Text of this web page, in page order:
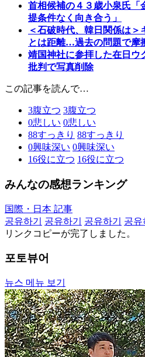
首相候補の４３歳小泉氏
提条件なく向き合う」
＜石破時代、韓日関係は＞
とは距離…過去の問題で摩
靖国神社に参拝した在日
批判で写真削除
この記事を読んで…
3腹立つ 3腹立つ
0悲しい 0悲しい
88すっきり 88すっきり
0興味深い 0興味深い
16役に立つ 16役に立つ
みんなの感想ランキング
国際・日本 記事
공유하기
공유하기 공유하기 공유
リンクコピーが完了しました。
포토뷰어
뉴스 메뉴 보기